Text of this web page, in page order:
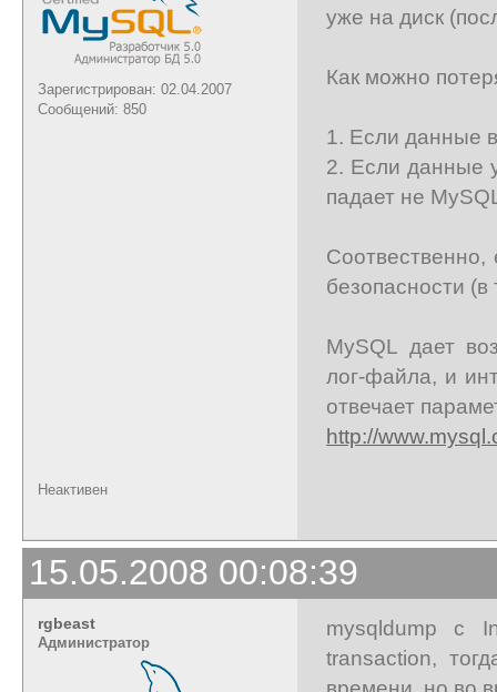
Зарегистрирован: 02.04.2007
Сообщений: 850
уже на диск
Как можно
1. Если данные
2. Если данные
падает не
безопасности
MySQL дает
лог-файла, и
отвечает
http://
Неактивен
15.05.2008 00:08:39
rgbeast
Администратор
mysqldump с
transaction,